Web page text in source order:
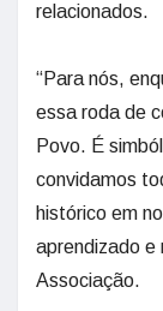
relacionados.
“Para nós,
essa roda de
Povo. É
convidamos
histórico em
aprendizado e
Associação.